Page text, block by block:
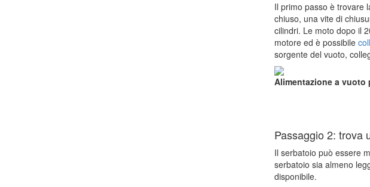
Il primo passo è trovare
chiuso, una vite di
cilindri. Le moto dopo il
motore ed è possibile
sorgente del vuoto,
Alimentazione a vuoto
Passaggio 2: trova
Il serbatoio può essere
serbatoio sia almeno
disponibile.